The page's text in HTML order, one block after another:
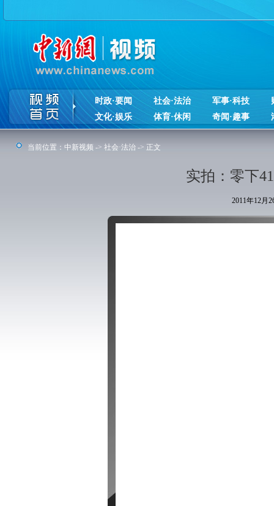
时政·要闻 社会·法治 军事·科技
文化·娱乐
体育·休闲 奇闻·趣事
当前位置： 中新视频 -> 社会·法治 -> 正文
实拍：零下
2011年12月